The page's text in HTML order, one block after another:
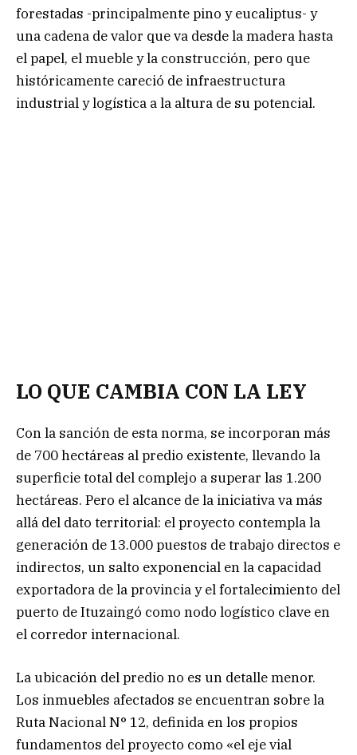
forestadas -principalmente pino y eucaliptus- y
una cadena de valor que va desde la madera hasta
el papel, el mueble y la construcción, pero que
históricamente careció de infraestructura
industrial y logística a la altura de su potencial.
LO QUE CAMBIA CON LA LEY
Con la sanción de esta norma, se incorporan más
de 700 hectáreas al predio existente, llevando la
superficie total del complejo a superar las 1.200
hectáreas. Pero el alcance de la iniciativa va más
allá del dato territorial: el proyecto contempla la
generación de 13.000 puestos de trabajo directos e
indirectos, un salto exponencial en la capacidad
exportadora de la provincia y el fortalecimiento del
puerto de Ituzaingó como nodo logístico clave en
el corredor internacional.
La ubicación del predio no es un detalle menor.
Los inmuebles afectados se encuentran sobre la
Ruta Nacional N° 12, definida en los propios
fundamentos del proyecto como «el eje vial